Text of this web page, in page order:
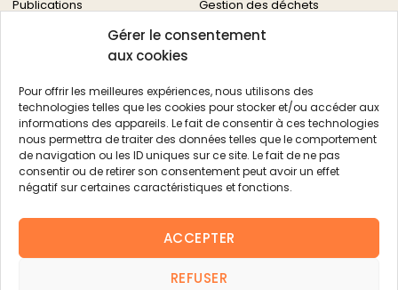
Gérer le consentement
aux cookies
Pour offrir les meilleures expériences, nous utilisons des
technologies telles que les cookies pour stocker et/ou accéder aux
informations des appareils. Le fait de consentir à ces technologies
nous permettra de traiter des données telles que le comportement
de navigation ou les ID uniques sur ce site. Le fait de ne pas
consentir ou de retirer son consentement peut avoir un effet
négatif sur certaines caractéristiques et fonctions.
ACCEPTER
REFUSER
Publications
Gestion des déchets
Culture
Autres services
Économie locale
Agriculture
Filière bois
Environnement
Aides aux entreprises
Aides aux associations
Actualités
FAQ